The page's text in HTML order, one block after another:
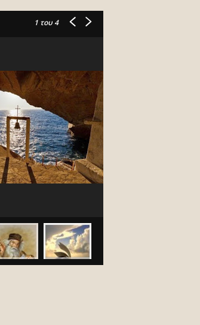
1 του 4